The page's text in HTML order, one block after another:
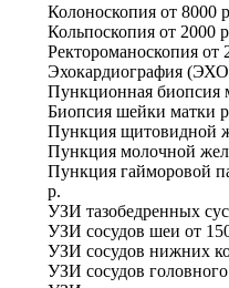
Колоноскопия от 8000
Кольпоскопия от 2000
Ректороманоскопия от
Эхокардиография
Пункционная биопсия
Биопсия шейки матки
Пункция щитовидной
Пункция молочной
Пункция гайморовой
р.
УЗИ тазобедренных
УЗИ сосудов шеи от
УЗИ сосудов нижних
УЗИ сосудов головного